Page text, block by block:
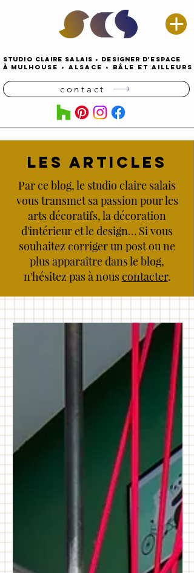
STUDIO CLAIRE SALAIS • DESIGNER D'espace
À MULHOUSE • alsace • Bâle ET AILLEURS
contact
LES ARTICLES
Par ce blog, le studio claire salais
vous transmet sa passion pour les
arts décoratifs, la décoration
d'intérieur et le design… Si vous
souhaitez corriger un post ou ne
plus apparaître dans le blog,
n'hésitez pas à nouscontacter.